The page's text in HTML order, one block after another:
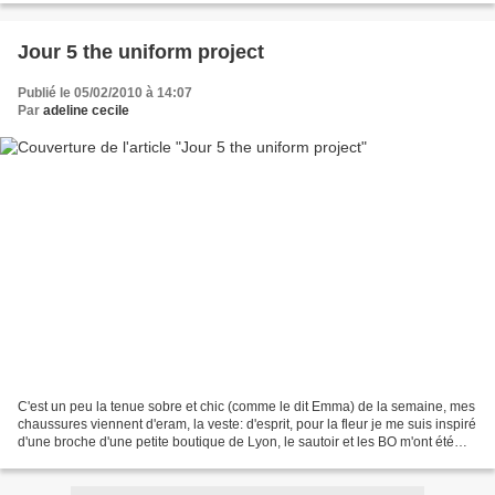
Jour 5 the uniform project
Publié le 05/02/2010 à 14:07
Par adeline cecile
C'est un peu la tenue sobre et chic (comme le dit Emma) de la semaine, mes
chaussures viennent d'eram, la veste: d'esprit, pour la fleur je me suis inspiré
d'une broche d'une petite boutique de Lyon, le sautoir et les BO m'ont été